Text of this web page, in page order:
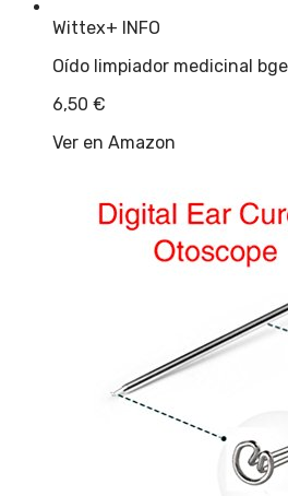
Wittex+ INFO
Oído limpiador medicinal
6,50 €
Ver en Amazon